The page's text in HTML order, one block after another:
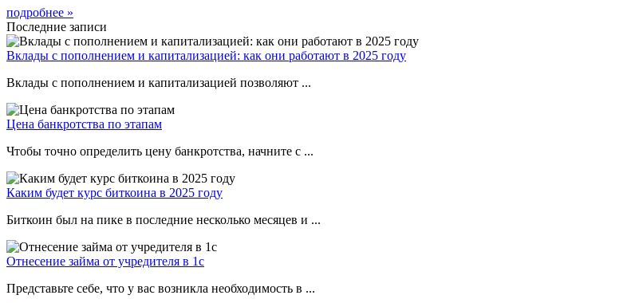
подробнее »
Последние записи
Вклады с пополнением и капитализацией: как они работают в 2025 году
Вклады с пополнением и капитализацией позволяют ...
Цена банкротства по этапам
Чтобы точно определить цену банкротства, начните с ...
Каким будет курс биткоина в 2025 году
Биткоин был на пике в последние несколько месяцев и ...
Отнесение займа от учредителя в 1с
Представьте себе, что у вас возникла необходимость в ...